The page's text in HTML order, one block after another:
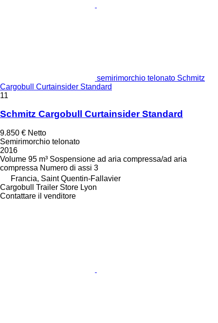
semirimorchio telonato Schmitz
Cargobull Curtainsider Standard
11
Schmitz Cargobull Curtainsider Standard
9.850 € Netto
Semirimorchio telonato
2016
Volume 95 m³ Sospensione ad aria compressa/ad aria
compressa Numero di assi 3
Francia, Saint Quentin-Fallavier
Cargobull Trailer Store Lyon
Contattare il venditore